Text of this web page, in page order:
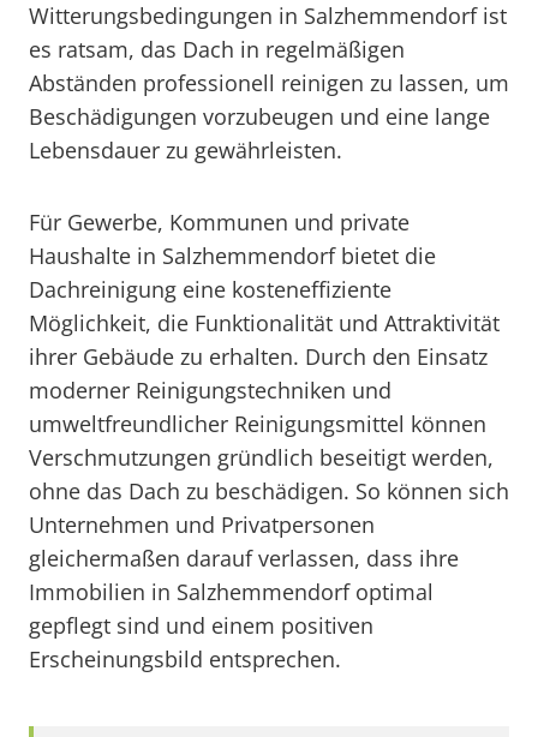
Witterungsbedingungen in Salzhemmendorf ist
es ratsam, das Dach in regelmäßigen
Abständen professionell reinigen zu lassen, um
Beschädigungen vorzubeugen und eine lange
Lebensdauer zu gewährleisten.
Für Gewerbe, Kommunen und private
Haushalte in Salzhemmendorf bietet die
Dachreinigung eine kosteneffiziente
Möglichkeit, die Funktionalität und Attraktivität
ihrer Gebäude zu erhalten. Durch den Einsatz
moderner Reinigungstechniken und
umweltfreundlicher Reinigungsmittel können
Verschmutzungen gründlich beseitigt werden,
ohne das Dach zu beschädigen. So können sich
Unternehmen und Privatpersonen
gleichermaßen darauf verlassen, dass ihre
Immobilien in Salzhemmendorf optimal
gepflegt sind und einem positiven
Erscheinungsbild entsprechen.